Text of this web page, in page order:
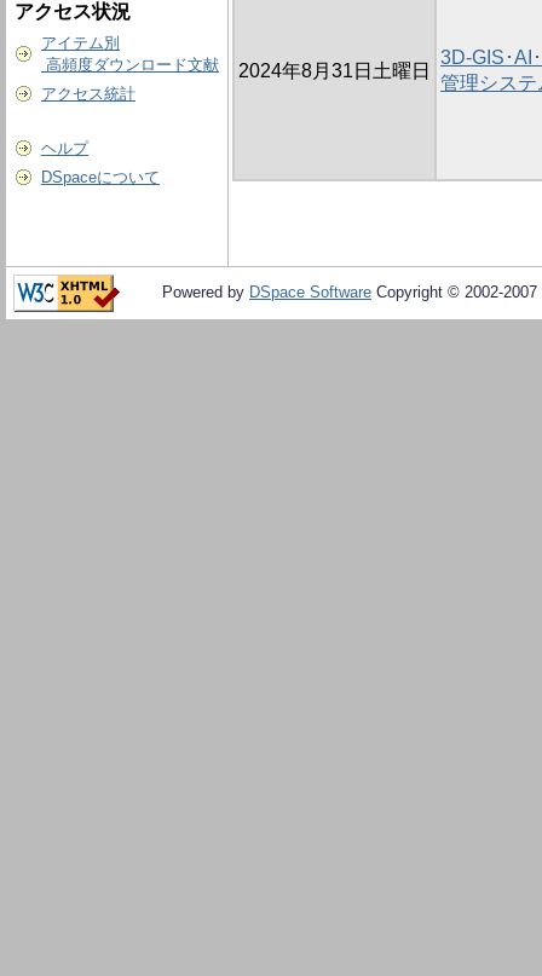
アクセス状況
アイテム別
高頻度ダウンロード文献
アクセス統計
ヘルプ
DSpaceについて
2024年8月31日土曜日
3D-GIS･AI
管理シス
Powered by DSpace Software Copyright © 2002-2007